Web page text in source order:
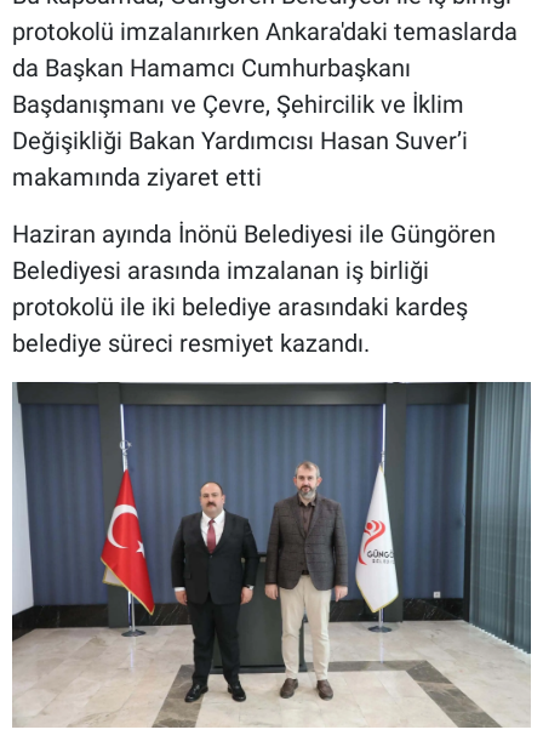
protokolü imzalanırken Ankara'daki temaslarda
da Başkan Hamamcı Cumhurbaşkanı
Başdanışmanı ve Çevre, Şehircilik ve İklim
Değişikliği Bakan Yardımcısı Hasan Suver’i
makamında ziyaret etti
Haziran ayında İnönü Belediyesi ile Güngören
Belediyesi arasında imzalanan iş birliği
protokolü ile iki belediye arasındaki kardeş
belediye süreci resmiyet kazandı.